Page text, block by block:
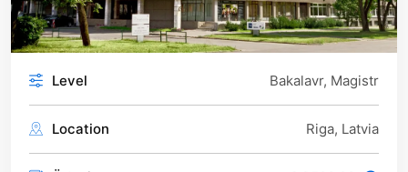
Level Bakalavr, Magistr
Location Riga, Latvia